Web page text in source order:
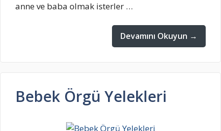
anne ve baba olmak isterler …
Devamını Okuyun →
Bebek Örgü Yelekleri